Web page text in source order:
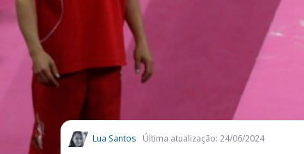
Lua Santos Última atualização: 24/06/2024